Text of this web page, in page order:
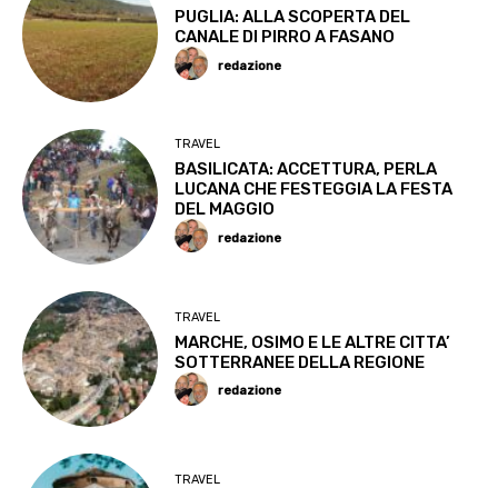
PUGLIA: ALLA SCOPERTA DEL
CANALE DI PIRRO A FASANO
redazione
TRAVEL
BASILICATA: ACCETTURA, PERLA
LUCANA CHE FESTEGGIA LA FESTA
DEL MAGGIO
redazione
TRAVEL
MARCHE, OSIMO E LE ALTRE CITTA’
SOTTERRANEE DELLA REGIONE
redazione
TRAVEL